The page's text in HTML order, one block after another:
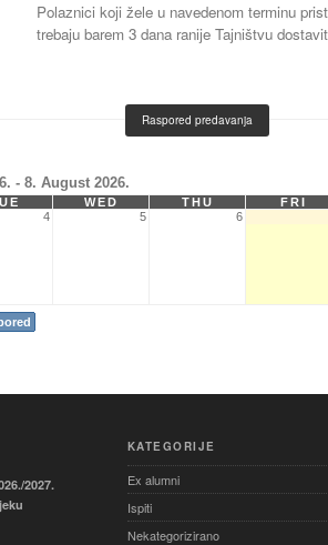
Polaznici koji žele u navedenom terminu
trebaju barem 3 dana ranije Tajništvu
Raspored predavanja
- 8. August 2026.
WED THU
FRI
4 5 6
2027.
KATEGORIJE
Ex alumni
Ispiti
Nekategorizirano